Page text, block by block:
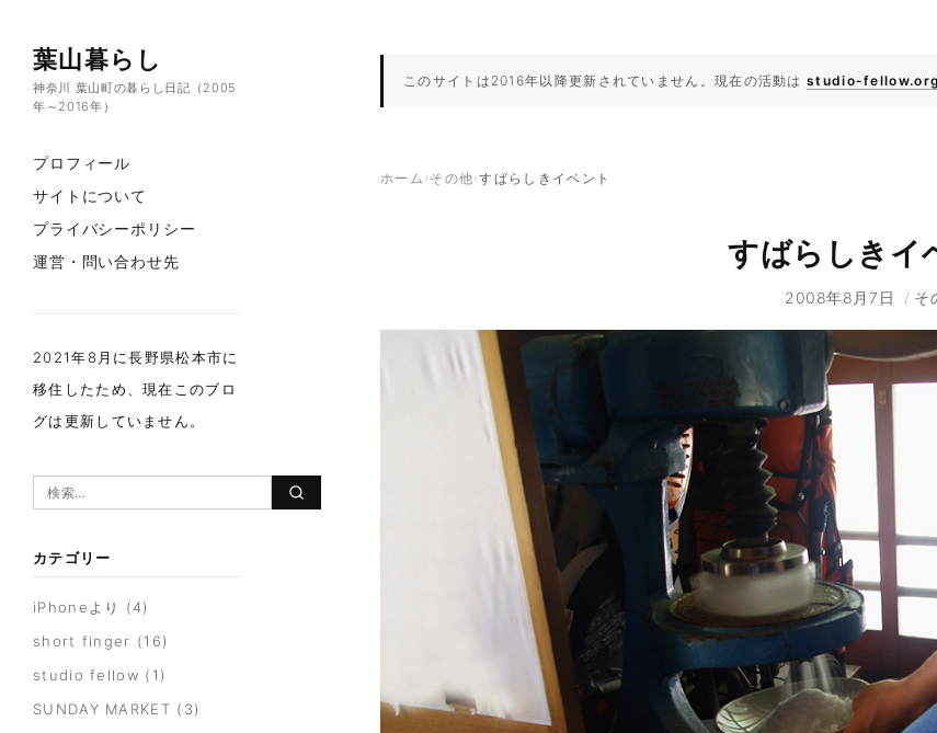
葉山暮らし
神奈川 葉山町の暮らし日記（2005
年～2016年）
プロフィール
サイトについて
プライバシーポリシー
運営・問い合わせ先
2021年8月に長野県松本市に
移住したため、現在このブロ
グは更新していません。
検索：
カテゴリー
iPhoneより
(4)
short finger (16)
studio fellow (1)
SUNDAY MARKET (3)
このサイトは2016年以降更新されていません。現在の活動は studio-fellow.org
ホーム › その他›すばらしきイベント
すばらしきイ
2008年8月7日 / そ